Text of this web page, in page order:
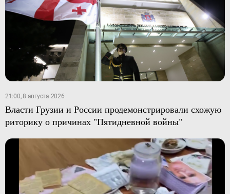
21:00, 8 августа 2026
Власти Грузии и России продемонстрировали схожую
риторику о причинах "Пятидневной войны"